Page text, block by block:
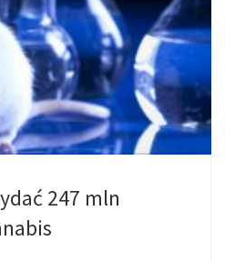
na wzmocnienie
247 mln